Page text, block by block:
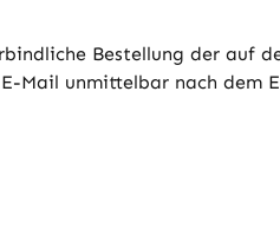
Bestellung der
Mail unmittelbar nach dem